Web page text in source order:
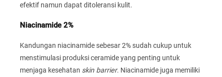
efektif namun dapat ditoleransi kulit.
Niacinamide 2%
Kandungan niacinamide sebesar 2% sudah cukup untuk
menstimulasi produksi ceramide yang penting untuk
menjaga kesehatan skin barrier. Niacinamide juga memiliki